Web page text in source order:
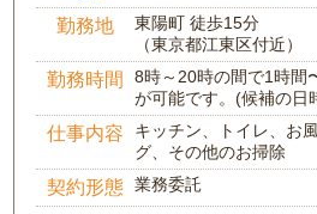
勤務地
東陽町 徒歩15分
（東京都江東区付近）
勤務時間
8時～20時の間で1時間
が可能です。(候補の日
仕事内容
キッチン、トイレ、お
グ、その他のお掃除
契約形態 業務委託